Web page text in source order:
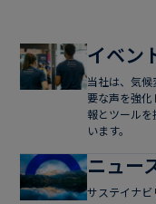
イベン
当社は、気
要な声を強
報とツールを
います。
ニュー
サステイナビ